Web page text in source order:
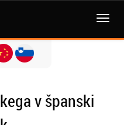
MENI
v španski